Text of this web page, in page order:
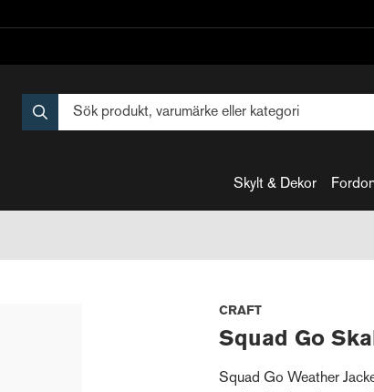
Skylt & Dekor
CRAFT
Squad Go
Squad Go Weather